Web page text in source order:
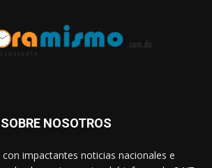
SOBRE NOSOTROS
impactantes noticias nacionales e